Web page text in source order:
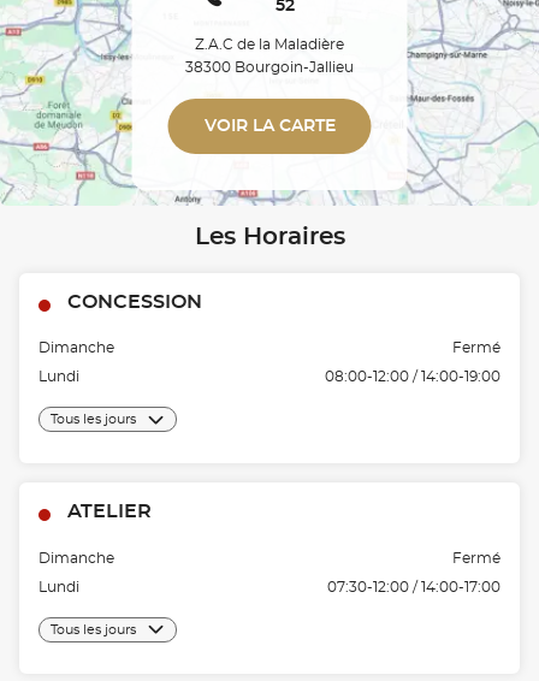
Les Horaires
CONCESSION
Dimanche
Fermé
Lundi
08:00-12:00 / 14:00-19:00
Tous les jours
ATELIER
Dimanche
Fermé
Lundi
07:30-12:00 / 14:00-17:00
Tous les jours
52
Z.A.C de la Maladière
38300 Bourgoin-Jallieu
VOIR LA CARTE